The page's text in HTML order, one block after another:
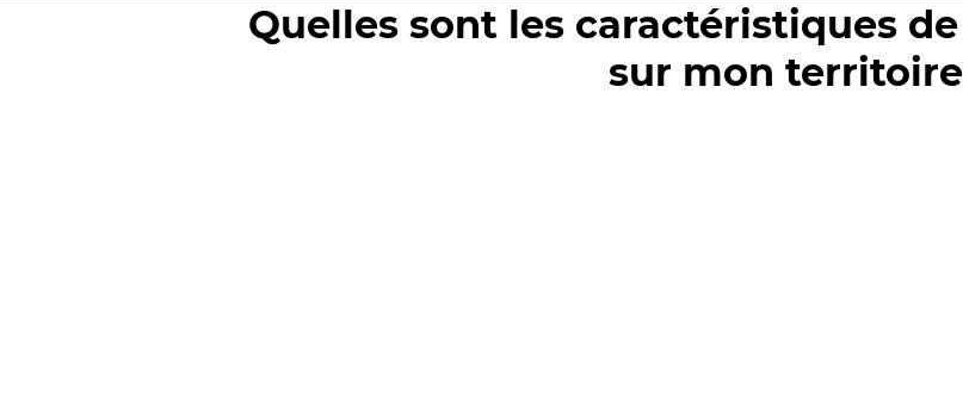
Quelles sont les caractéristiques
sur mon